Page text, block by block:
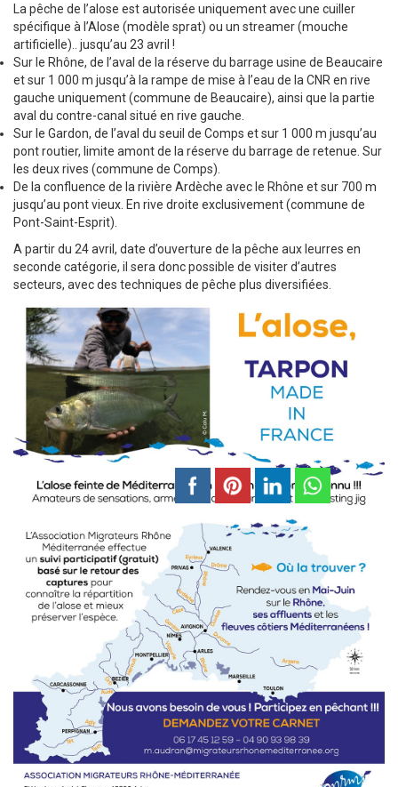
La pêche de l’alose est autorisée uniquement avec une cuiller
spécifique à l’Alose (modèle sprat) ou un streamer (mouche
artificielle).. jusqu’au 23 avril !
Sur le Rhône, de l’aval de la réserve du barrage usine de Beaucaire
et sur 1 000 m jusqu’à la rampe de mise à l’eau de la CNR en rive
gauche uniquement (commune de Beaucaire), ainsi que la partie
aval du contre-canal situé en rive gauche.
Sur le Gardon, de l’aval du seuil de Comps et sur 1 000 m jusqu’au
pont routier, limite amont de la réserve du barrage de retenue. Sur
les deux rives (commune de Comps).
De la confluence de la rivière Ardèche avec le Rhône et sur 700 m
jusqu’au pont vieux. En rive droite exclusivement (commune de
Pont-Saint-Esprit).
A partir du 24 avril, date d’ouverture de la pêche aux leurres en
seconde catégorie, il sera donc possible de visiter d’autres
secteurs, avec des techniques de pêche plus diversifiées.